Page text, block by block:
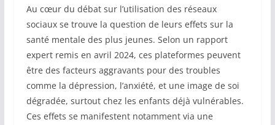
Au cœur du débat sur l’utilisation des réseaux
sociaux se trouve la question de leurs effets sur la
santé mentale des plus jeunes. Selon un rapport
expert remis en avril 2024, ces plateformes peuvent
être des facteurs aggravants pour des troubles
comme la dépression, l’anxiété, et une image de soi
dégradée, surtout chez les enfants déjà vulnérables.
Ces effets se manifestent notamment via une